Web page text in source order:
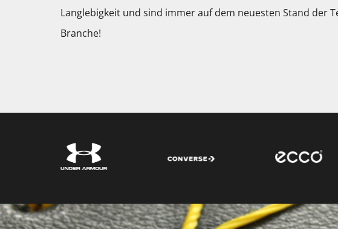
Langlebigkeit und sind immer auf dem neuesten Stand der
Branche!